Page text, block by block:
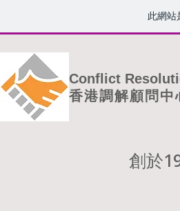
此網站
Conflict
香港調解顧問中
創於